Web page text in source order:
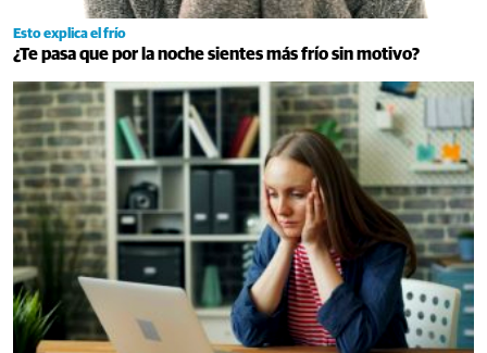
Esto explica el frío
¿Te pasa que por la noche sientes más frío sin motivo?